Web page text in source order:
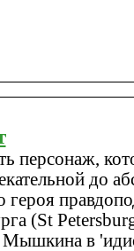
персонаж,
до
героя
(St
Мышкина в